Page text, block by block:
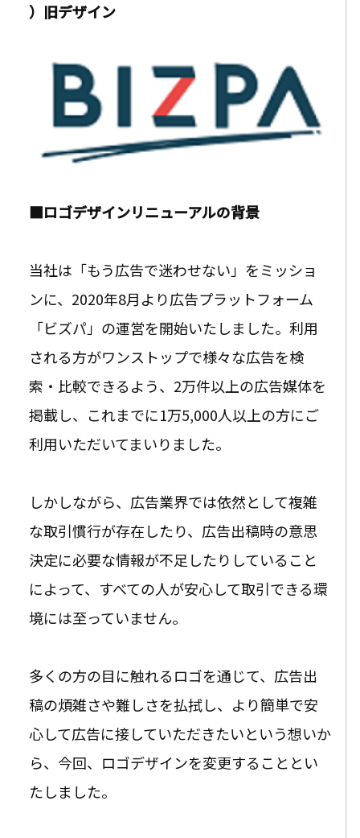
）旧デザイン
■ロゴデザインリニューアルの背景
当社は「もう広告で迷わせない」をミッショ
ンに、2020年8月より広告プラットフォーム
「ビズパ」の運営を開始いたしました。利用
される方がワンストップで様々な広告を検
索・比較できるよう、2万件以上の広告媒体を
掲載し、これまでに1万5,000人以上の方にご
利用いただいてまいりました。
しかしながら、 広告業界では依然として複雑
な取引慣行が存在したり、広告出稿時の意思
決定に必要な情報が不足したりしていること
によって、すべての人が安心して取引できる環
境には至っていません。
多くの方の目に触れるロゴを通じて、広告出
稿の煩雑さや難しさを払拭し、より簡単で安
心して広告に接していただきたいという想いか
ら、今回、ロゴデザインを変更することとい
たしました。